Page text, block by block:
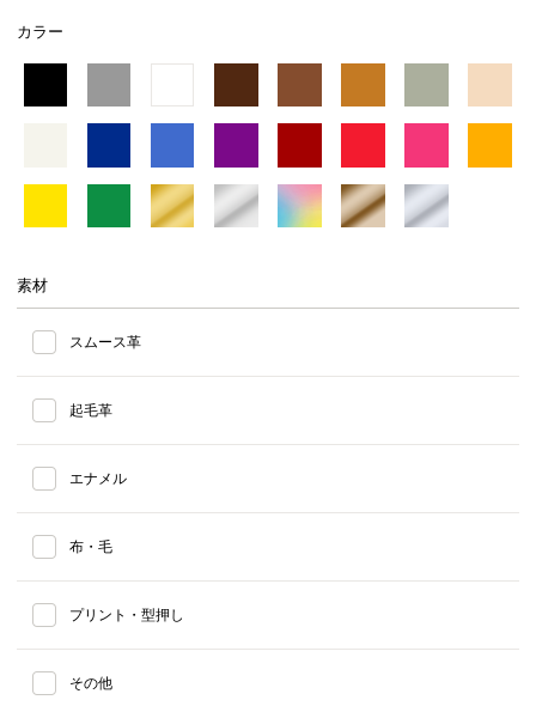
カラー
素材
スムース革
起毛革
エナメル
布・毛
プリント・型押し
その他